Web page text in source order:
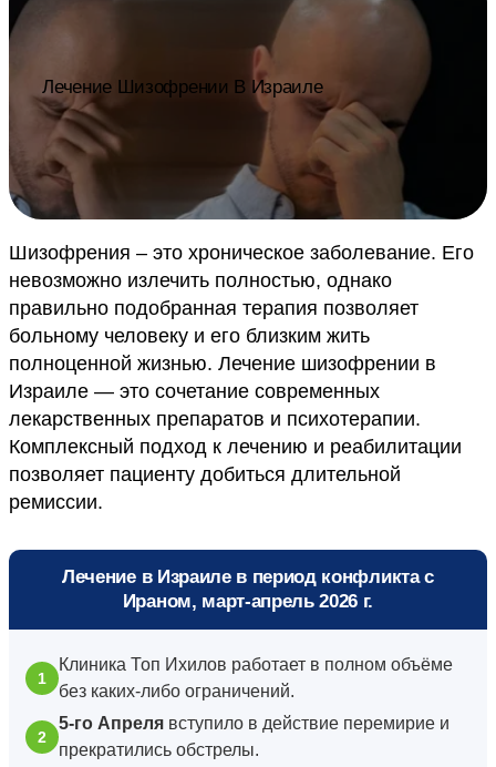
Лечение Шизофрении В Израиле
Шизофрения – это хроническое заболевание. Его
невозможно излечить полностью, однако
правильно подобранная терапия позволяет
больному человеку и его близким жить
полноценной жизнью. Лечение шизофрении в
Израиле — это сочетание современных
лекарственных препаратов и психотерапии.
Комплексный подход к лечению и реабилитации
позволяет пациенту добиться длительной
ремиссии.
Лечение в Израиле в период конфликта с
Ираном, март-апрель 2026 г.
Клиника Топ Ихилов работает в полном объёме
без каких-либо ограничений.
5-го Апреля вступило в действие перемирие и
прекратились обстрелы.